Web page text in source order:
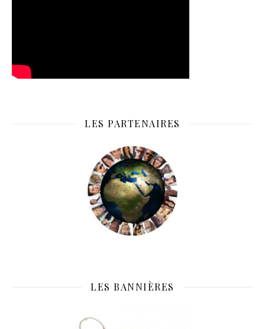
LES PARTENAIRES
LES BANNIÈRES